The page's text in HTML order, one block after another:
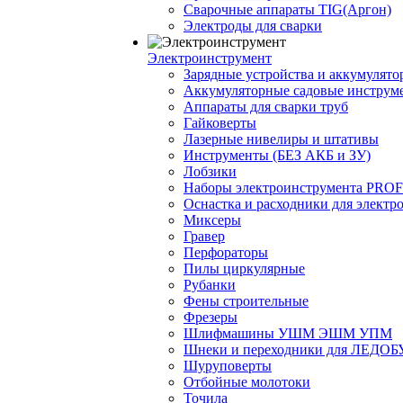
Сварочные аппараты TIG(Аргон)
Электроды для сварки
Электроинструмент
Зарядные устройства и
Аккумуляторные садовые
Аппараты для сварки труб
Гайковерты
Лазерные нивелиры и штативы
Инструменты (БЕЗ АКБ и ЗУ)
Лобзики
Наборы электроинструмента
Оснастка и расходники для
Миксеры
Гравер
Перфораторы
Пилы циркулярные
Рубанки
Фены строительные
Фрезеры
Шлифмашины УШМ ЭШМ УПМ
Шнеки и переходники для
Шуруповерты
Отбойные молотоки
Точила